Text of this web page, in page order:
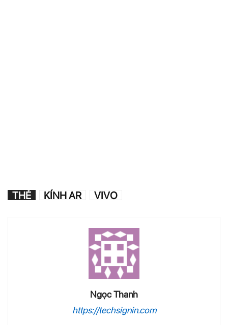
THẺ KÍNH AR VIVO
Ngọc Thanh
https://techsignin.com